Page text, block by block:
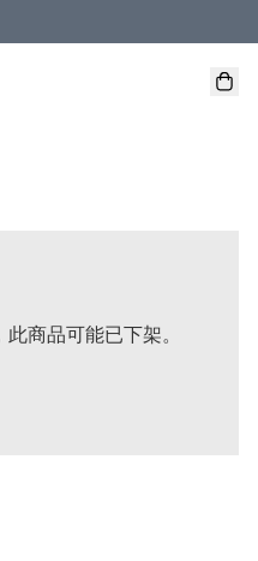
送到家。
商品可能已下架。